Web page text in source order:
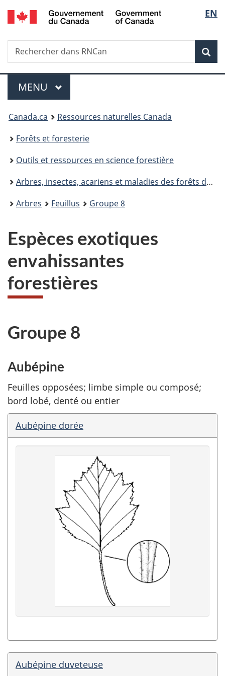
Passer
au
Passer
à
simplifiée
de
la
EN
Recherche
Rechercher
dans
Menu
MENU PRINCIPAL
Vous
êtes
ici
Canada.ca
Ressources naturelles Canada
Forêts et foresterie
Outils et ressources en science forestière
Arbres, insectes, acariens et maladies des forêts du Canada
Arbres
Feuillus Groupe 8
Espèces exotiques
envahissantes
forestières
Groupe 8
Aubépine
Feuilles opposées; limbe simple ou composé;
bord lobé, denté ou entier
Aubépine dorée
Aubépine duveteuse